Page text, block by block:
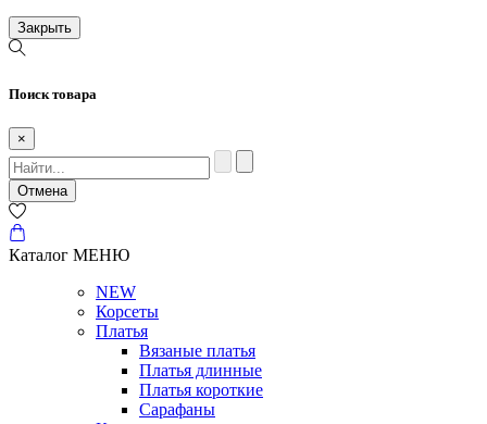
Закрыть
Поиск товара
×
Отмена
Каталог МЕНЮ
NEW
Корсеты
Платья
Вязаные платья
Платья длинные
Платья короткие
Сарафаны